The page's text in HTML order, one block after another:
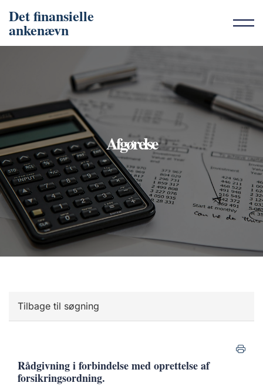
Det finansielle
ankenævn
Afgørelse
Tilbage til søgning
Rådgivning i forbindelse med oprettelse af
forsikringsordning.